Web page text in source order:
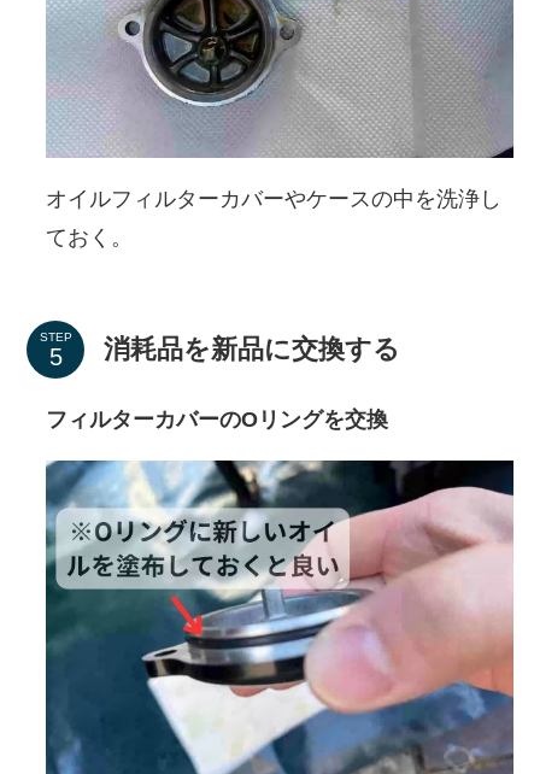
オイルフィルターカバーやケースの中を洗浄し
ておく。
STEP 消耗品を新品に交換する
フィルターカバーのOリングを交換